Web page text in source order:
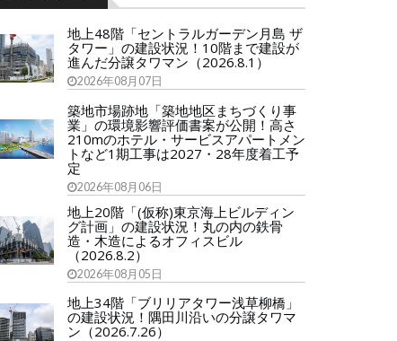
地上48階「セントラルガーデン月島 ザ
タワー」の建設状況！10階まで建設が
進んだ分譲タワマン（2026.8.1）
2026年08月07日
築地市場跡地「築地地区まちづくり事
業」の環境影響評価書案が公開！高さ
210mのホテル・サービスアパートメン
トなど1期工事は2027・28年度着工予
定
2026年08月06日
地上20階「(仮称)東京海上ビルディン
グ計画」の建設状況！丸の内の鉄骨
造・木造によるオフィスビル
（2026.8.2）
2026年08月05日
地上34階「ブリリアタワー浅草柳橋」
の建設状況！隅田川沿いの分譲タワマ
ン（2026.7.26）